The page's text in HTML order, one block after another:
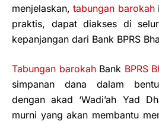
menjelaskan,tabungan barokah
praktis, dapat diakses di
kepanjangan dari Bank BPRS
Tabungan barokahBank BPRS
simpanan dana dalam
dengan akad ‘Wadi’ah Yad
murni yang akan membantu